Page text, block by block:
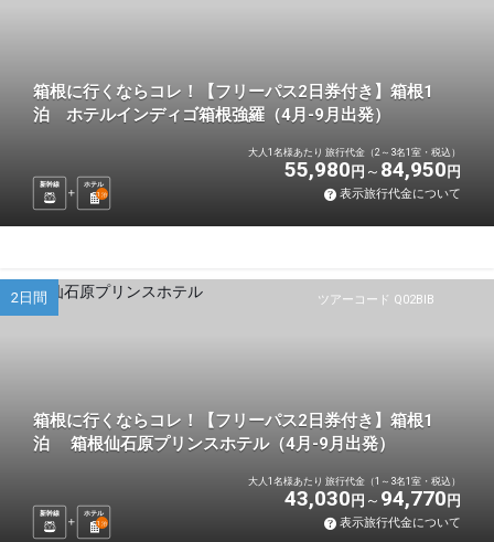
箱根に行くならコレ！【フリーパス2日券付き】箱根1
泊 ホテルインディゴ箱根強羅（4月-9月出発）
新幹線
ホテル
1 泊
大人1名様あたり 旅行代金（2～3名1室・税込）
55,980 円 84,950 円
表示旅行代金について
ツアーコード Q02BIB
2日間
箱根に行くならコレ！【フリーパス2日券付き】箱根1
泊 箱根仙石原プリンスホテル（4月-9月出発）
新幹線
ホテル
1 泊
大人1名様あたり 旅行代金（1～3名1室・税込）
43,030 円 94,770 円
表示旅行代金について